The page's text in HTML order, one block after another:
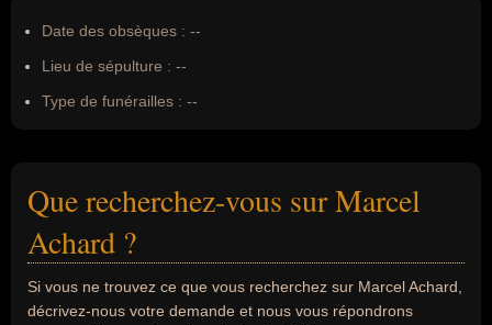
Date des obsèques : --
Lieu de sépulture : --
Type de funérailles : --
Que recherchez-vous sur Marcel
Achard ?
Si vous ne trouvez ce que vous recherchez sur Marcel Achard,
décrivez-nous votre demande et nous vous répondrons